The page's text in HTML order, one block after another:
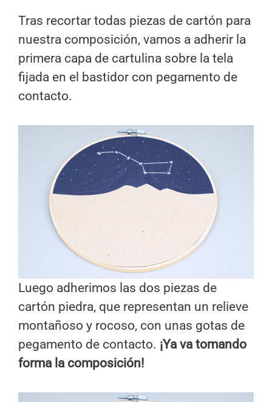
Tras recortar todas piezas de cartón para
nuestra composición, vamos a adherir la
primera capa de cartulina sobre la tela
fijada en el bastidor con pegamento de
contacto.
Luego adherimos las dos piezas de
cartón piedra, que representan un relieve
montañoso y rocoso, con unas gotas de
pegamento de contacto. ¡Ya va tomando
forma la composición!